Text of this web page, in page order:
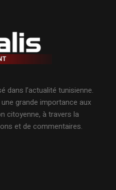
dans l’actualité tunisienne.
grande importance aux
citoyenne, à travers la
et de commentaires.